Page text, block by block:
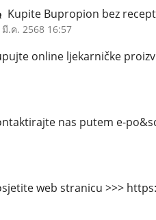
Kupite Bupropion bez
มี.ค. 2568 16:57
online ljekarničke
nas putem e-
web stranicu >>>